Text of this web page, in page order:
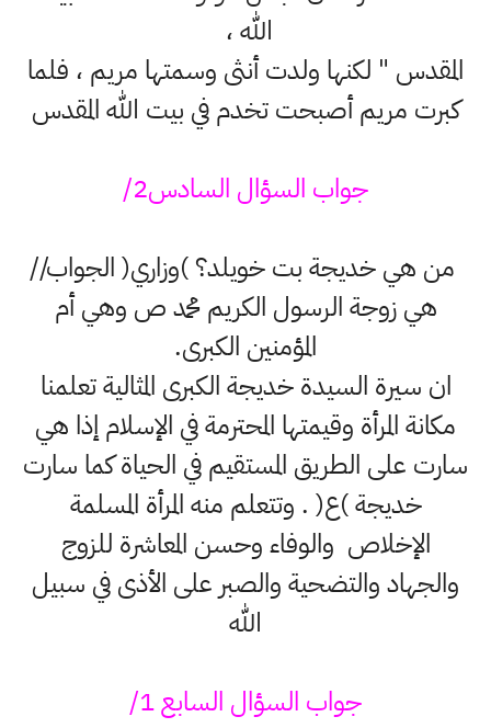
الله ،
المقدس " لكنها ولدت أنثى وسمتها مريم ، فلما
كبرت مريم أصبحت تخدم في بيت الله المقدس
جواب السؤال السادس2/
من هي خديجة بت خويلد؟ )وزاري( الجواب//
هي زوجة الرسول الكريم محمد ص وهي أم
المؤمنين الكبرى.
ان سيرة السيدة خديجة الكبرى المثالية تعلمنا
مكانة المرأة وقيمتها المحترمة في الإسلام إذا هي
سارت على الطريق المستقيم في الحياة كما سارت
خديجة )ع( . وتتعلم منه المرأة المسلمة
الإخلاص والوفاء وحسن المعاشرة للزوج
والجهاد والتضحية والصبر على الأذى في سبيل
الله
جواب السؤال السابع 1/